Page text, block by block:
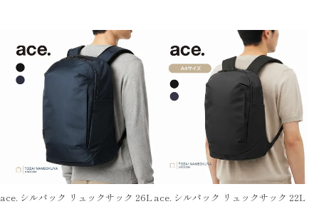
ace. シルパック リュックサック 26Lace. シルパック リュックサック 22L